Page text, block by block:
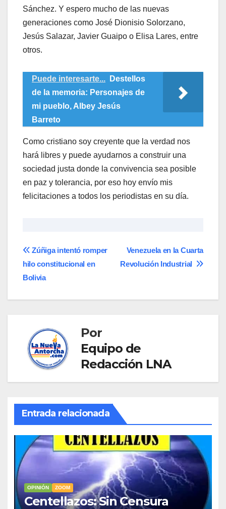
Sánchez. Y espero mucho de las nuevas
generaciones como José Dionisio Solorzano,
Jesús Salazar, Javier Guaipo o Elisa Lares, entre
otros.
Puede interesarte...
Destellos
de la memoria: Personajes de
mi pueblo, Albey Jesús
Barreto
Como cristiano soy creyente que la verdad nos
hará libres y puede ayudarnos a construir una
sociedad justa donde la convivencia sea posible
en paz y tolerancia, por eso hoy envío mis
felicitaciones a todos los periodistas en su día.
Navegación
de
entradas
Venezuela en la Cuarta
Revolución Industrial
Zúñiga intentó romper
hilo constitucional en
Bolivia
Por
Equipo de
Redacción LNA
Entrada relacionada
OPINIÓN ZOOM
Centellazos: Sin Censura